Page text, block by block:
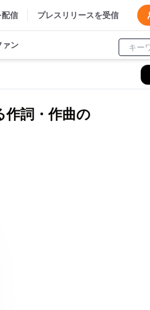
配信 プレスリリースを受信
ァン
作詞・作曲の